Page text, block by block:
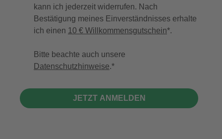
kann ich jederzeit widerrufen. Nach
Bestätigung meines Einverständnisses erhalte
ich einen 10 € Willkommensgutschein*.
Bitte beachte auch unsere
Datenschutzhinweise.
JETZT ANMELDEN